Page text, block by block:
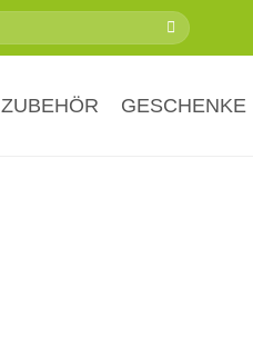
ZUBEHÖR GESCHENKE